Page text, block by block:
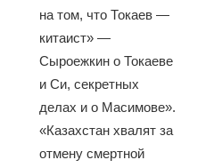
на том, что Токаев —
китаист» —
Сыроежкин о Токаеве
и Си, секретных
делах и о Масимове».
«Казахстан хвалят за
отмену смертной